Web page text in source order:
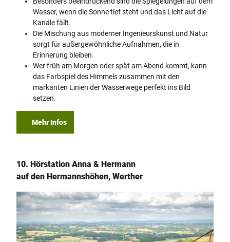
Wasser, wenn die Sonne tief steht und das Licht auf die
Kanäle fällt.
Die Mischung aus moderner Ingenieurskunst und Natur
sorgt für außergewöhnliche Aufnahmen, die in
Erinnerung bleiben.
Wer früh am Morgen oder spät am Abend kommt, kann
das Farbspiel des Himmels zusammen mit den
markanten Linien der Wasserwege perfekt ins Bild
setzen.
Mehr Infos
10. Hörstation Anna & Hermann
auf den Hermannshöhen, Werther